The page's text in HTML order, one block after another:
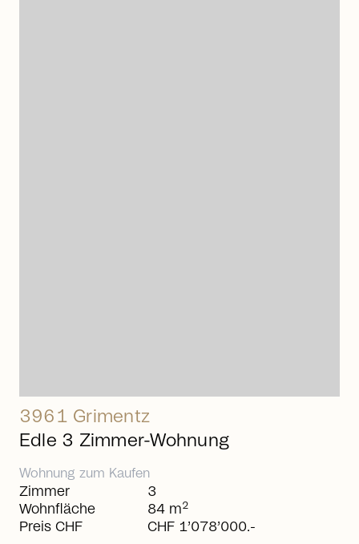
3961 Grimentz
Edle 3 Zimmer-Wohnung
Wohnung zum Kaufen
Zimmer
Wohnfläche
Preis CHF
3
84 m2
CHF 1’078’000.-